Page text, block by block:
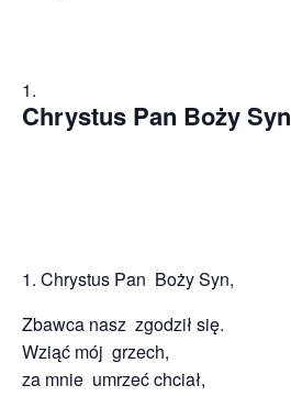
Chrystus Pan Boży Syn
Chrystus Pan Boży Syn,
Zbawca nasz zgodził się.
Wziąć mój grzech,
za mnie umrzeć chciał,